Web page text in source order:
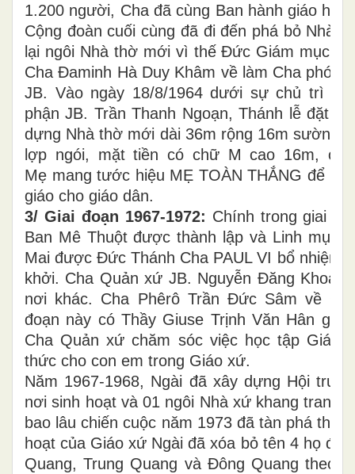
1.200 người, Cha đã cùng Ban hành giáo hội
Cộng đoàn cuối cùng đã đi đến phá bỏ Nhà
lại ngôi Nhà thờ mới vì thế Đức Giám mục
Cha Đaminh Hà Duy Khâm về làm Cha phó
JB. Vào ngày 18/8/1964 dưới sự chủ trì
phận JB. Trần Thanh Ngoạn, Thánh lễ đặt
dựng Nhà thờ mới dài 36m rộng 16m sườn
lợp ngói, mặt tiền có chữ M cao 16m, ở
Mẹ mang tước hiệu MẸ TOÀN THẮNG để
giáo cho giáo dân.
3/ Giai đoạn 1967-1972: Chính trong giai
Ban Mê Thuột được thành lập và Linh mục
Mai được Đức Thánh Cha PAUL VI bổ nhiệm
khởi. Cha Quản xứ JB. Nguyễn Đăng Khoa
nơi khác. Cha Phêrô Trần Đức Sâm về
đoạn này có Thầy Giuse Trịnh Văn Hân
Cha Quản xứ chăm sóc việc học tập Giáo
thức cho con em trong Giáo xứ.
Năm 1967-1968, Ngài đã xây dựng Hội
nơi sinh hoạt và 01 ngôi Nhà xứ khang trang
bao lâu chiến cuộc năm 1973 đã tàn phá
hoạt của Giáo xứ Ngài đã xóa bỏ tên 4 họ
Quang, Trung Quang và Đông Quang theo